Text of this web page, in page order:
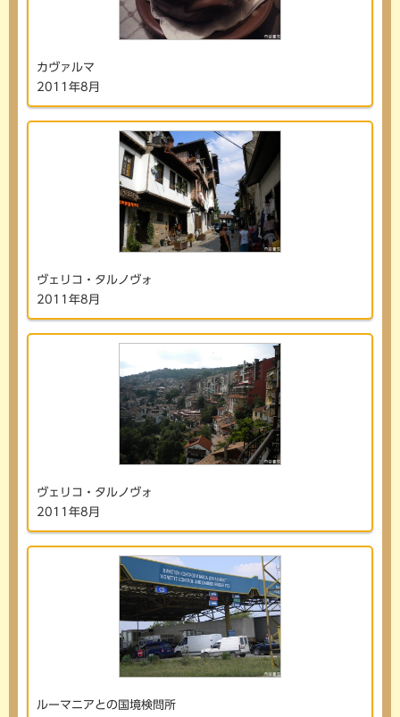
カヴァルマ
2011年8月
ヴェリコ・タルノヴォ
2011年8月
ヴェリコ・タルノヴォ
2011年8月
ルーマニアとの国境検問所